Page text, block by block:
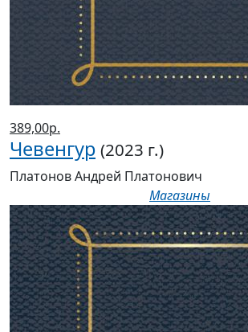
389,00р.
Чевенгур (2023 г.)
Платонов Андрей Платонович
Магазины